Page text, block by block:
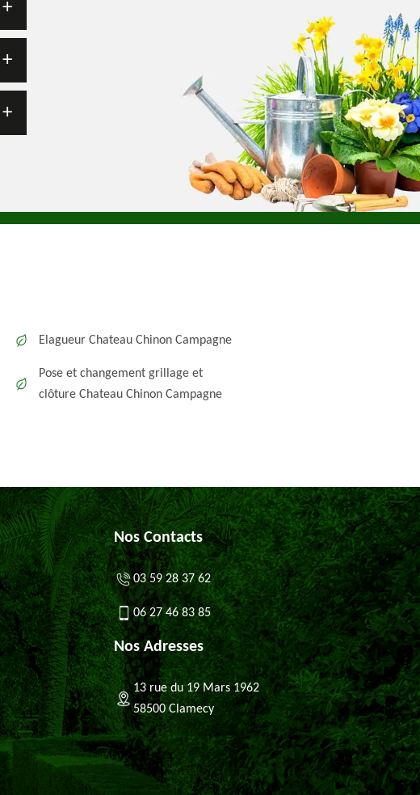
Elagueur Chateau Chinon Campagne
Pose et changement grillage et
clôture Chateau Chinon Campagne
Nos Contacts
03 59 28 37 62
06 27 46 83 85
Nos Adresses
13 rue du 19 Mars 1962
58500 Clamecy